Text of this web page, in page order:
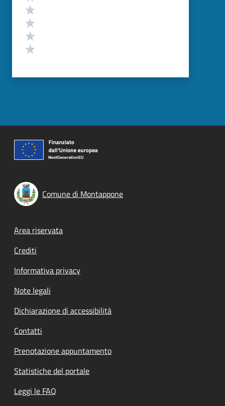
Comune di Montappone
Footer menu
Area riservata
Crediti
Informativa privacy
Note legali
Dichiarazione di accessibilità
Contatti
Prenotazione appuntamento
Statistiche del portale
Leggi le FAQ